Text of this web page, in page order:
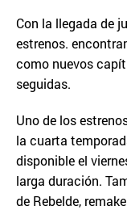
Con la llegada de
estrenos.
como nuevos
seguidas.
Uno de los
la cuarta
disponible el
larga duración.
de Rebelde,